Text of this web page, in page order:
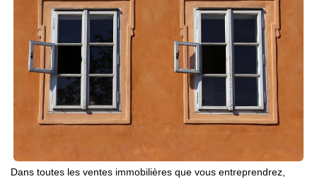
Dans toutes les ventes immobilières que vous entreprendrez,